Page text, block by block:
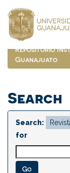
navigation
Repositorio
Guanajuato
Search
Search:
for